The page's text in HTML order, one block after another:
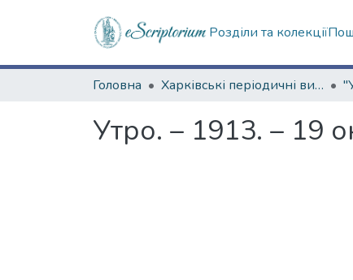
Розділи та колекції
Головна Харківські періодичні видання
Утро. – 1913. – 19